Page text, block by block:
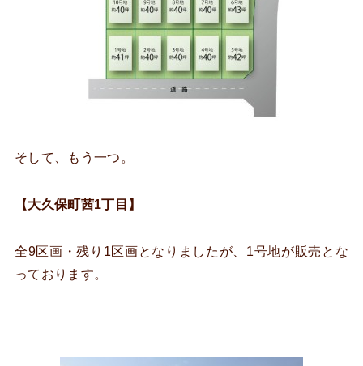
そして、もう一つ。
【大久保町茜1丁目】
全9区画・残り1区画となりましたが、1号地が販売とな
っております。